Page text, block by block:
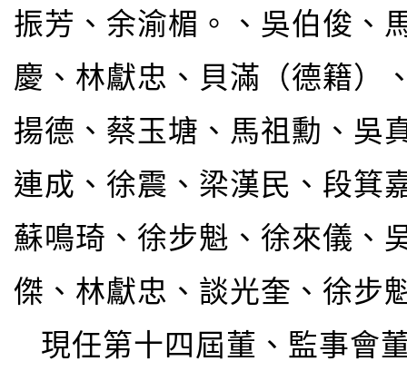
振芳、余渝楣。、吳伯俊、
慶、林獻忠、貝滿（德籍）
揚德、蔡玉塘、馬祖勳、吳
連成、徐震、梁漢民、段箕
蘇鳴琦、徐步魁、徐來儀、
傑、林獻忠、談光奎、徐步
現任第十四屆董、監事會